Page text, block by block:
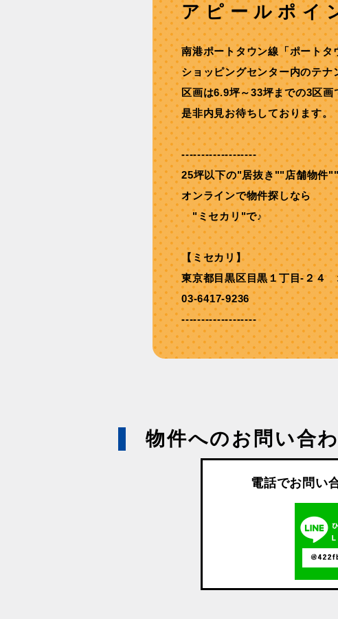
アピールポイ
南港ポートタウン線「ポートタ
ショッピングセンター内のテナ
区画は6.9坪～33坪までの3区画
是非内見お待ちしております。
-------------------
25坪以下の"居抜き""店舗物件
オンラインで物件探しなら
"ミセカリ"で♪
【ミセカリ】
東京都目黒区目黒１丁目-２４
03-6417-9236
-------------------
物件へのお問い合
電話でお問い